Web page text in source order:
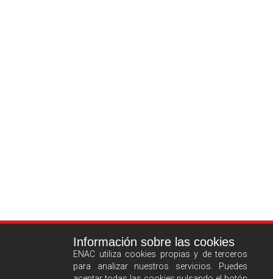
Información sobre las cookies
ENAC utiliza cookies propias y de terceros
para analizar nuestros servicios. Puedes